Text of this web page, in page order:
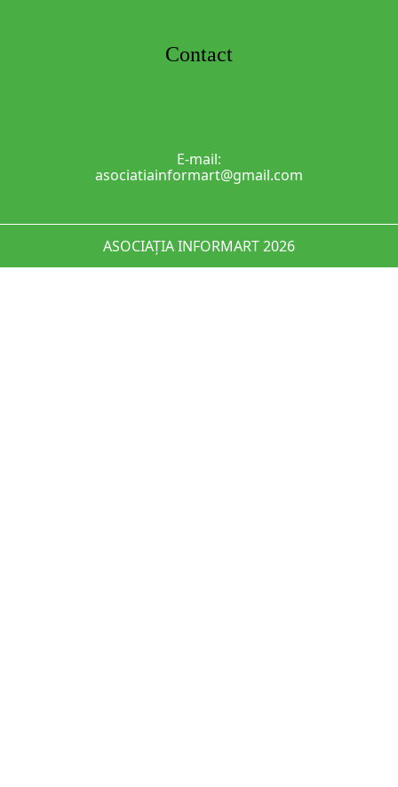
Contact
E-mail:
asociatiainformart@gmail.com
ASOCIAȚIA INFORMART 2026